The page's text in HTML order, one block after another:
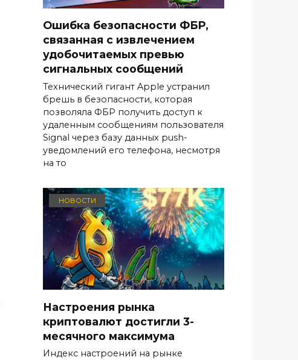
Ошибка безопасности ФБР,
связанная с извлечением
удобочитаемых превью
сигнальных сообщений
Технический гигант Apple устранил
брешь в безопасности, которая
позволяла ФБР получить доступ к
удаленным сообщениям пользователя
Signal через базу данных push-
уведомлений его телефона, несмотря
на то
НОВОСТИ
Настроения рынка
криптовалют достигли 3-
месячного максимума
Индекс настроений на рынке